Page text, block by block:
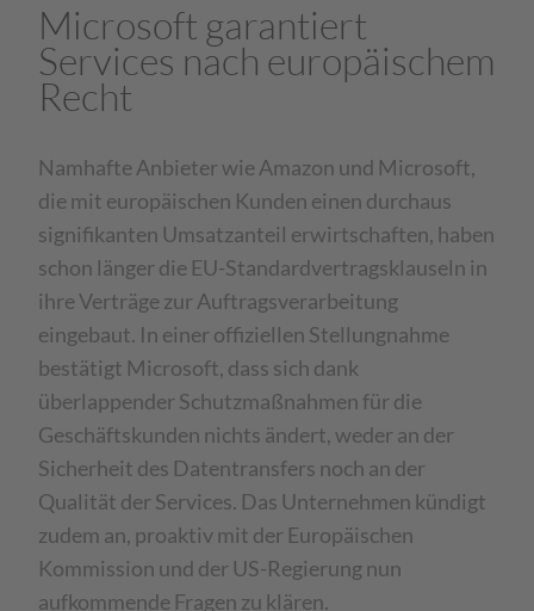
Microsoft garantiert
Services nach europäischem
Recht
Namhafte Anbieter wie Amazon und Microsoft,
die mit europäischen Kunden einen durchaus
signifikanten Umsatzanteil erwirtschaften, haben
schon länger die EU-Standardvertragsklauseln in
ihre Verträge zur Auftragsverarbeitung
eingebaut. In einer offiziellen Stellungnahme
bestätigt Microsoft, dass sich dank
überlappender Schutzmaßnahmen für die
Geschäftskunden nichts ändert, weder an der
Sicherheit des Datentransfers noch an der
Qualität der Services. Das Unternehmen kündigt
zudem an, proaktiv mit der Europäischen
Kommission und der US-Regierung nun
aufkommende Fragen zu klären.